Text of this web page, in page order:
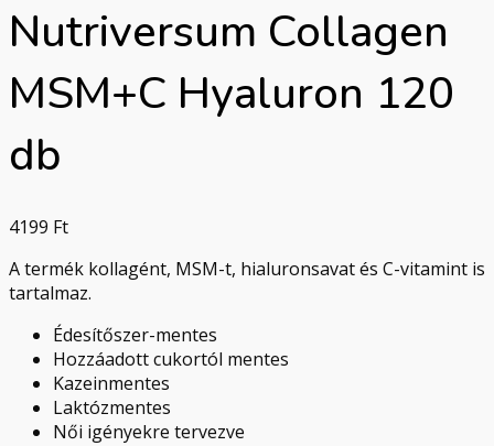
Nutriversum Collagen
MSM+C Hyaluron 120
db
4199 Ft
A termék kollagént, MSM-t, hialuronsavat és C-vitamint is
tartalmaz.
Édesítőszer-mentes
Hozzáadott cukortól mentes
Kazeinmentes
Laktózmentes
Női igényekre tervezve